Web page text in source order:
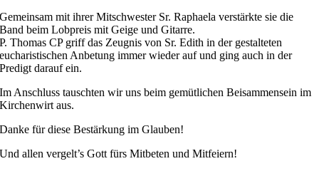
Gemeinsam mit ihrer Mitschwester Sr. Raphaela verstärkte sie die
Band beim Lobpreis mit Geige und Gitarre.
P. Thomas CP griff das Zeugnis von Sr. Edith in der gestalteten
eucharistischen Anbetung immer wieder auf und ging auch in der
Predigt darauf ein.
Im Anschluss tauschten wir uns beim gemütlichen Beisammensein im
Kirchenwirt aus.
Danke für diese Bestärkung im Glauben!
Und allen vergelt’s Gott fürs Mitbeten und Mitfeiern!